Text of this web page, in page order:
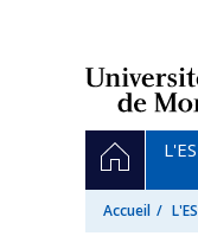
principale
ACCUEIL
Accueil